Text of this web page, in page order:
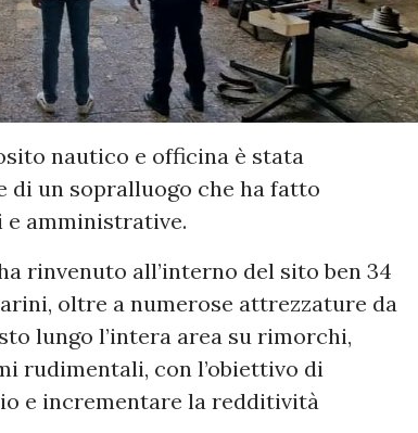
nautico e officina è stata
un sopralluogo che ha fatto
e amministrative.
rinvenuto all’interno del sito ben 34
oltre a numerose attrezzature da
lungo l’intera area su rimorchi,
rudimentali, con l’obiettivo di
e incrementare la redditività